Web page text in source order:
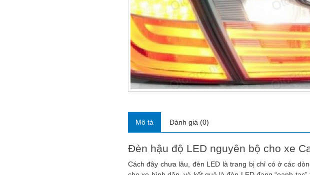
Mô tả Đánh giá (0)
Đèn hậu độ LED nguyên bộ cho xe
Cách đây chưa lâu, đèn LED là trang bị chỉ có ở các